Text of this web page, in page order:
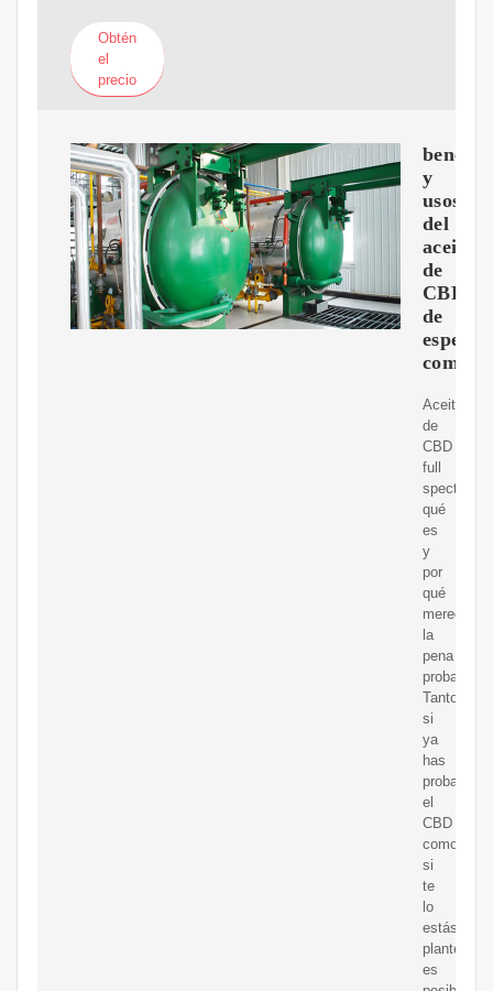
Obtén
el
precio
y
usos
del
aceite
de
CBD
de
Aceite
de
CBD
full
spectrum:
qué
es
y
por
qué
merece
la
pena
probarlo.
Tanto
si
ya
has
probado
el
CBD
como
si
te
lo
estás
es